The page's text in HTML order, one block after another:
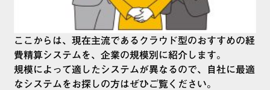
ここからは、現在主流であるクラウド型のおすすめの経
費精算システムを、企業の規模別に紹介します。
規模によって適したシステムが異なるので、自社に最適
なシステムをお探しの方はぜひご覧ください。